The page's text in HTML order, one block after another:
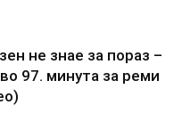
не знае за пораз –
97. минута за реми